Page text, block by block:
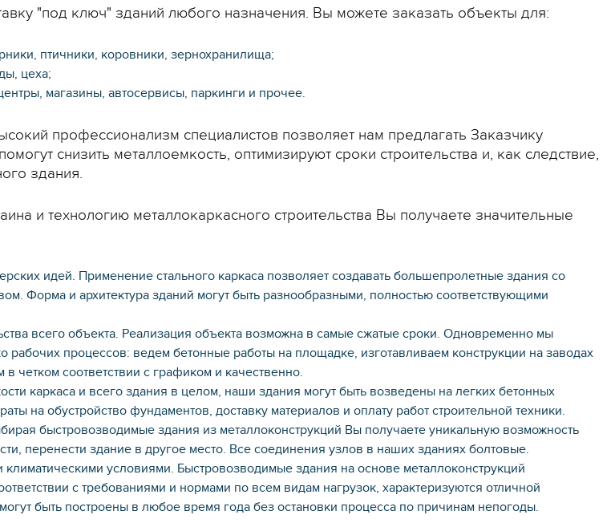
"под ключ" зданий любого назначения. Вы можете заказать объекты для:
птичники, коровники, зернохранилища;
цеха;
магазины, автосервисы, паркинги и прочее.
профессионализм специалистов позволяет нам предлагать Заказчику
снизить металлоемкость, оптимизируют сроки строительства и, как следствие,
здания.
и технологию металлокаркасного строительства Вы получаете значительные
идей. Применение стального каркаса позволяет создавать большепролетные здания со
Форма и архитектура зданий могут быть разнообразными, полностью соответствующими
всего объекта. Реализация объекта возможна в самые сжатые сроки. Одновременно мы
рабочих процессов: ведем бетонные работы на площадке, изготавливаем конструкции на заводах
четком соответствии с графиком и качественно.
каркаса и всего здания в целом, наши здания могут быть возведены на легких бетонных
на обустройство фундаментов, доставку материалов и оплату работ строительной техники.
быстровозводимые здания из металлоконструкций Вы получаете уникальную возможность
перенести здание в другое место. Все соединения узлов в наших зданиях болтовые.
условиями. Быстровозводимые здания на основе металлоконструкций
с требованиями и нормами по всем видам нагрузок, характеризуются отличной
быть построены в любое время года без остановки процесса по причинам непогоды.